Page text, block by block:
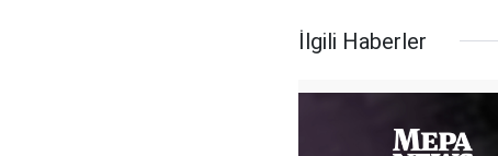
İlgili Haberler